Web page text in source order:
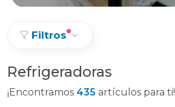
Filtros
Refrigeradoras
¡Encontramos 435 artículos para ti!